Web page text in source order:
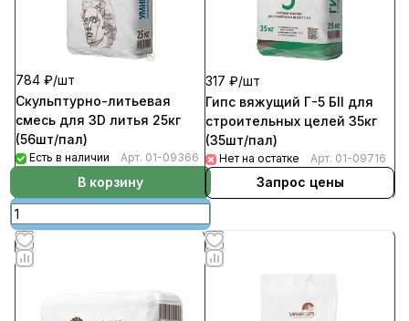
784 ₽/шт
Скульптурно-литьевая
смесь для 3D литья 25кг
(56шт/пал)
Есть в наличии Арт. 01-09366
В корзину
317 ₽/шт
Гипс вяжущий Г-5 БII для
строительных целей 35кг
(35шт/пал)
Нет на остатке Арт. 01-09716
Запрос цены